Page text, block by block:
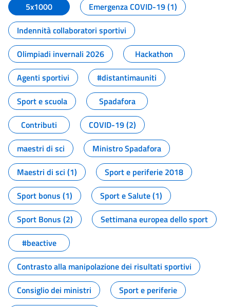
5x1000
Emergenza COVID-19 (1)
Indennità collaboratori sportivi
Olimpiadi invernali 2026
Hackathon
Agenti sportivi
#distantimauniti
Sport e scuola
Spadafora
Contributi
COVID-19 (2)
maestri di sci
Ministro Spadafora
Maestri di sci (1)
Sport e periferie 2018
Sport bonus (1)
Sport e Salute (1)
Sport Bonus (2)
Settimana europea dello sport
#beactive
Contrasto alla manipolazione dei risultati sportivi
Consiglio dei ministri
Sport e periferie